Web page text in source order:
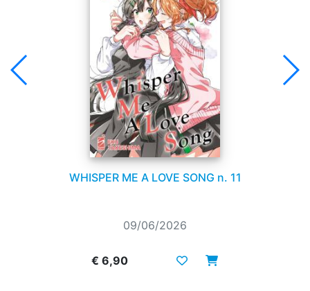
WHISPER ME A LOVE SONG n. 11
09/06/2026
€ 6,90